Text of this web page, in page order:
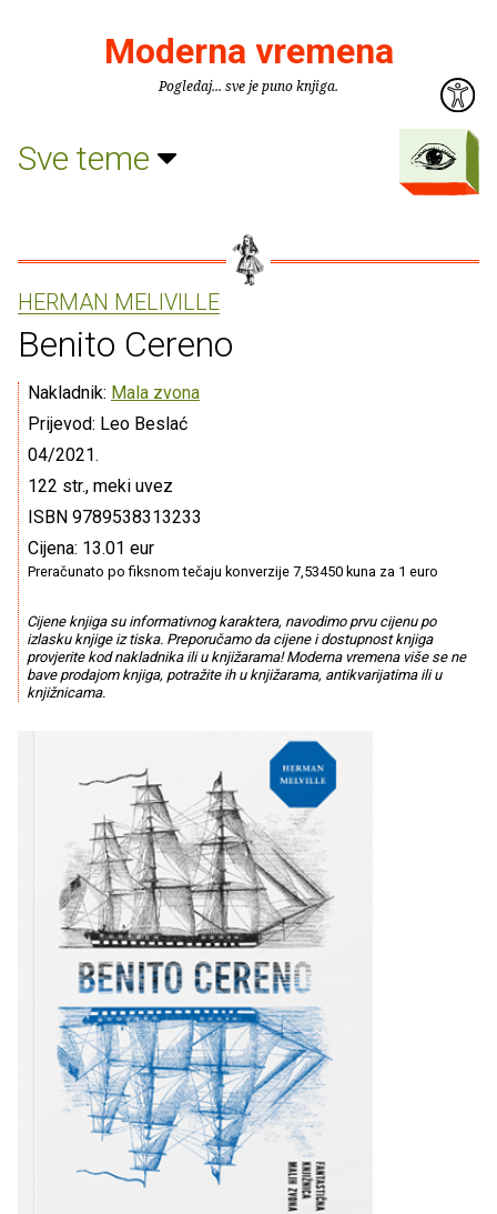
Moderna vremena
Pogledaj... sve je puno knjiga.
Sve teme
HERMAN MELIVILLE
Benito Cereno
Nakladnik: Mala zvona
Prijevod: Leo Beslać
04/2021.
122 str., meki uvez
ISBN 9789538313233
Cijena: 13.01 eur
Preračunato po fiksnom tečaju konverzije 7,53450 kuna za 1 euro
Cijene knjiga su informativnog karaktera, navodimo prvu cijenu po
izlasku knjige iz tiska. Preporučamo da cijene i dostupnost knjiga
provjerite kod nakladnika ili u knjižarama! Moderna vremena više se ne
bave prodajom knjiga, potražite ih u knjižarama, antikvarijatima ili u
knjižnicama.